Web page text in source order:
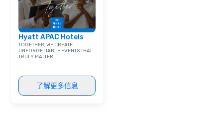
corporate group event through Lip
Smacking Foodie Tours, the entire
group is assured a top-notch dining
experience with three to four
signature dishes at each restaurant.
Our affordable tours are priced per
included. The only thing not included
are drinks. However, a beverage
Hyatt APAC Hotels
TOGETHER, WE CREATE
UNFORGETTABLE EVENTS THAT
TRULY MATTER.
了解更多信息